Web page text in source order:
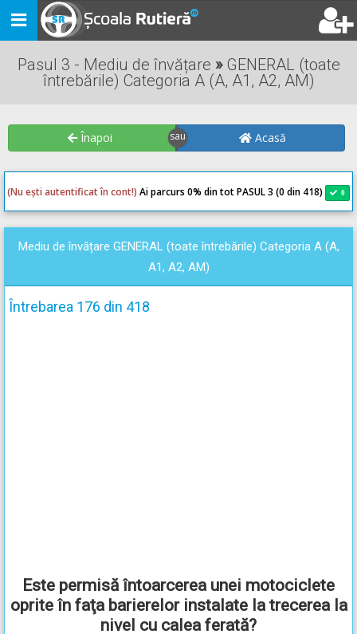
Toggle
navigation
Pasul 3 - Mediu de învățare »GENERAL (toate
întrebările) Categoria A (A, A1, A2, AM)
Înapoi Acasă
(Nu ești autentificat în cont!) Ai parcurs 0% din tot PASUL 3 (0 din 418) 0
Mediu de învățare GENERAL (toate întrebările) Categoria A (A,
A1, A2, AM)
Întrebarea 176 din 418
Este permisă întoarcerea unei motociclete
oprite în faţa barierelor instalate la trecerea la
nivel cu calea ferată?